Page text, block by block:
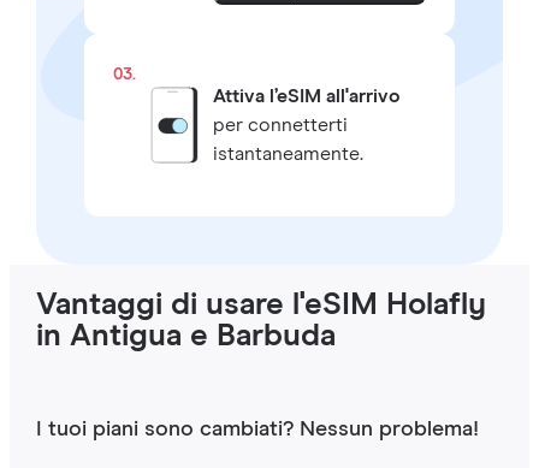
03.
Attiva l’eSIM all'arrivo
per connetterti
istantaneamente.
Vantaggi di usare l'eSIM Holafly
in Antigua e Barbuda
I tuoi piani sono cambiati? Nessun problema!